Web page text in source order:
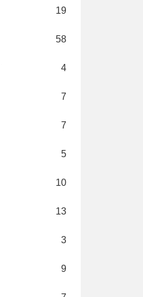
19
58
4
7
7
5
10
13
3
9